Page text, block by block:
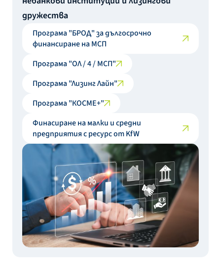
дружества
Програма "БРОД" за дългосрочно
финансиране на МСП
Програма "ОЛ / 4 / МСП"
Програма "Лизинг Лайн"
Програма "КОСМЕ+"
Финасиране на малки и средни
предприятия с ресурс от KfW